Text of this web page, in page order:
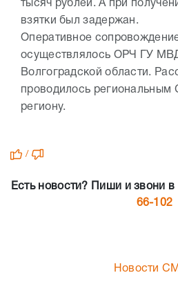
тысяч рублей. А при
взятки был задержан.
Оперативное
осуществлялось ОРЧ ГУ
Волгоградской области.
проводилось
региону.
/
Есть новости? Пиши и звони
66-102
Новости